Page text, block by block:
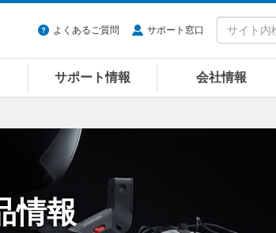
よくあるご質問 サポート窓口
サポート情報 会社情報
情報